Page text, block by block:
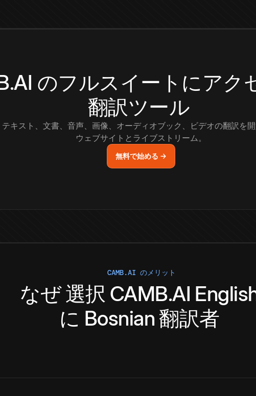
のフルスイートにアク
翻訳ツール
テキスト、文書、音声、画像、オーディオブック、ビデオの翻訳を
ウェブサイトとライブストリーム。
無料で始める →
CAMB.AI のメリット
なぜ選択 CAMB.AI
に Bosnian 翻訳者